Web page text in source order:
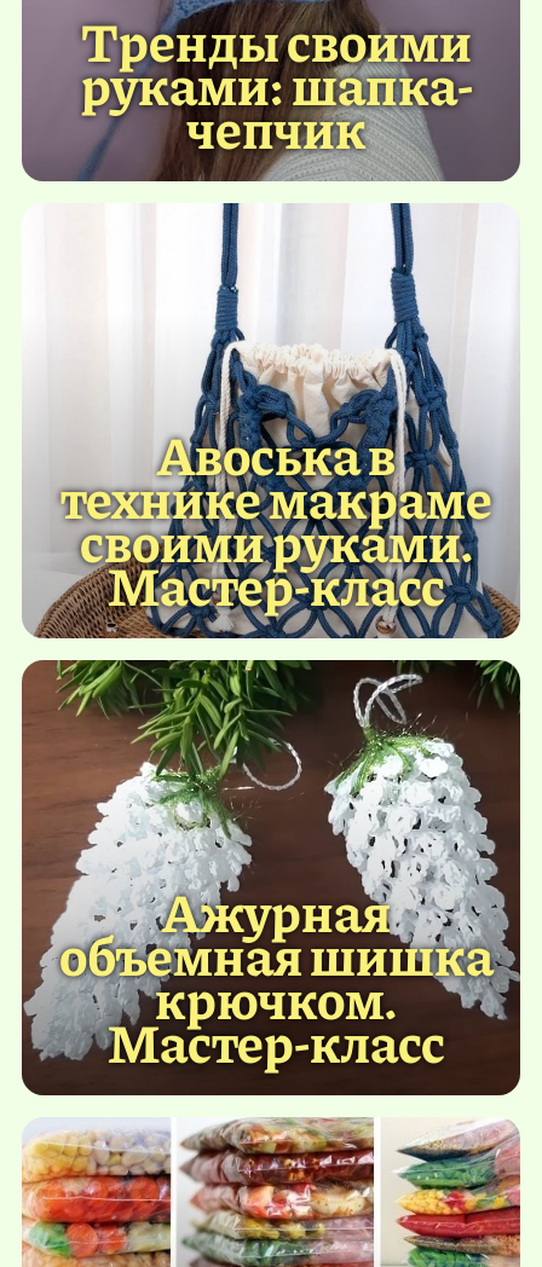
Тренды своими
руками: шапка-
чепчик
Авоська в
технике макраме
своими руками.
Мастер-класс
Ажурная
объемная шишка
крючком.
Мастер-класс